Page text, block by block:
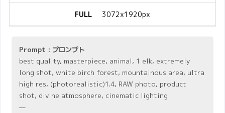
FULL 3072x1920px
Prompt : プロンプト
best quality, masterpiece, animal, 1 elk, extremely
long shot, white birch forest, mountainous area, ultra
high res, (photorealistic)1.4, RAW photo, product
shot, divine atmosphere, cinematic lighting
—